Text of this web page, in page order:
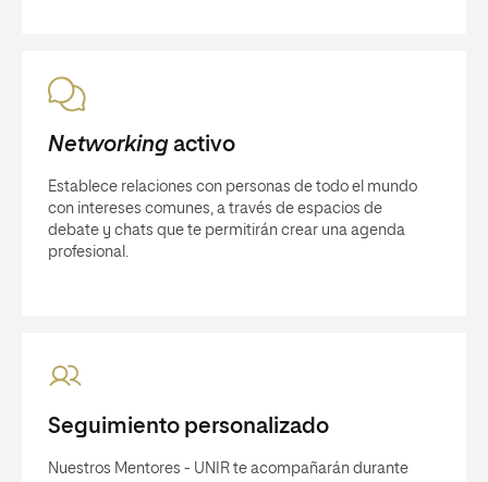
Networkingactivo
Establece relaciones con personas de todo el mundo
con intereses comunes, a través de espacios de
debate y chats que te permitirán crear una agenda
profesional.
Seguimiento personalizado
Nuestros Mentores - UNIR te acompañarán durante